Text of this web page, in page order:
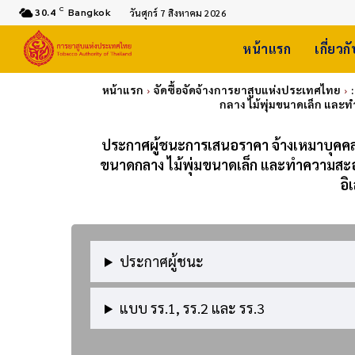
30.4 C Bangkok วันศุกร์ 7 สิงหาคม 2026
หน้าแรก เกี่ยว
หน้าแรก จัดซื้อจัดจ้างการยาสูบแห่งประเทศไทย
กลาง ไม้พุ่มขนาดเล็ก และ
ประกาศผู้ชนะการเสนอราคา จ้างเหมาบุ
ขนาดกลาง ไม้พุ่มขนาดเล็ก และทำความส
อิ
ประกาศผู้ชนะ
แบบ รร.1, รร.2 และ รร.3